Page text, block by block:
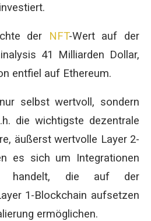
der NFT-Wert auf der
41 Milliarden Dollar,
entfiel auf Ethereum.
selbst wertvoll, sondern
die wichtigste dezentrale
äußerst wertvolle Layer 2-
es sich um Integrationen
handelt, die auf der
1-Blockchain aufsetzen
ermöglichen.